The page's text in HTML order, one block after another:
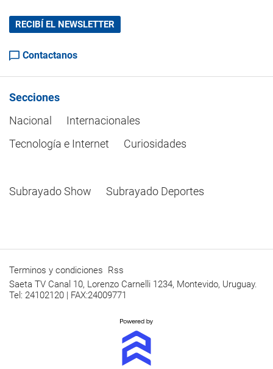
RECIBÍ EL NEWSLETTER
Contactanos
Secciones
Nacional
Internacionales
Tecnología e Internet
Curiosidades
Subrayado Show Subrayado Deportes
Terminos y condiciones Rss
Saeta TV Canal 10, Lorenzo Carnelli 1234, Montevido, Uruguay.
Tel: 24102120 | FAX:24009771